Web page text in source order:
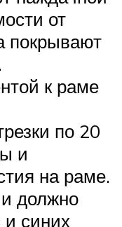
от
покрывают
к раме
по 20
и
на раме.
должно
синих